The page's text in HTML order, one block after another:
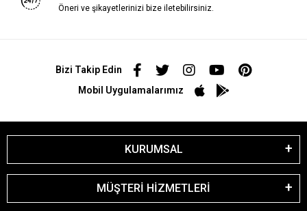
Öneri ve şikayetlerinizi bize iletebilirsiniz.
Bizi Takip Edin
Mobil Uygulamalarımız
KURUMSAL
MÜŞTERİ HİZMETLERİ